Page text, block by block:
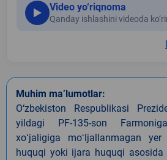
Video yo‘riqnoma
Qanday ishlashini videoda
Muhim ma’lumotlar:
O‘zbekiston Respublikasi
yildagi PF-135-son
xoʻjaligiga moʻljallanmagan
huquqi yoki ijara huquqi